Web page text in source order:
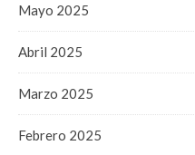
Mayo 2025
Abril 2025
Marzo 2025
Febrero 2025